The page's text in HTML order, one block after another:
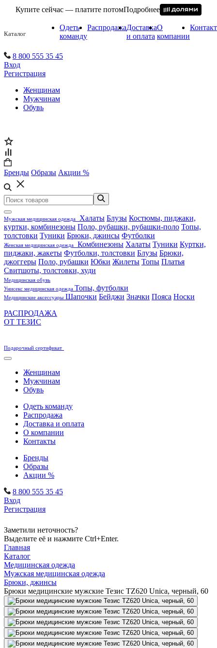
Купите сейчас — платите потомПодробнее
Каталог
Одеть
команду
РаспродажаДоставка
и оплата
О
компании
8 800 555 35 45
Вход
Регистрация
Женщинам
Мужчинам
Обувь
Бренды Образы Акции %
Мужская медицинская одежда Халаты Блузы Костюмы, пиджаки,
куртки, комбинезоны Поло, рубашки, рубашки-поло Топы,
толстовки Туники Брюки, джинсы Футболки
Женская медицинская одежда Комбинезоны Халаты Туники Куртки,
пиджаки, жакеты Футболки, толстовки Блузы Брюки,
джоггеры Поло, рубашки Юбки Жилеты Топы Платья
Свитшоты, толстовки, худи
Медицинская обувь
Унисекс медицинская одежда Топы, футболки
Медицинские аксессуары Шапочки Бейджи Значки Пояса Носки
РАСПРОДАЖА
ОТ ТЕЗИС
Подарочный сертификат
Женщинам
Мужчинам
Обувь
Одеть команду
Распродажа
Доставка и оплата
О компании
Контакты
Бренды
Образы
Акции %
8 800 555 35 45
Вход
Регистрация
Заметили неточность?
Выделите её и нажмите Ctrl+Enter.
Главная
Каталог
Медицинская одежда
Мужская медицинская одежда
Брюки, джинсы
Брюки медицинские мужские Тезис TZ620 Unica, черный, 60